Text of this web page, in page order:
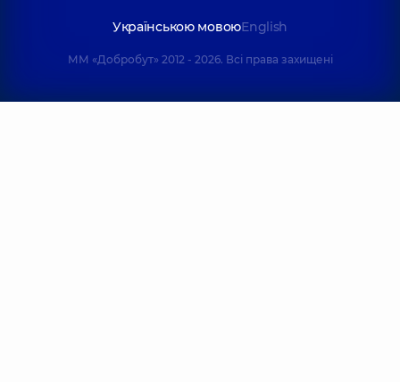
Українською мовоюEnglish
ММ «Добробут» 2012 - 2026. Всі права захищені